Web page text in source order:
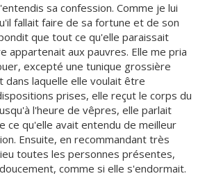
sa confession. Comme je lui
fallait faire de sa fortune et de son
que tout ce qu'elle paraissait
appartenait aux pauvres. Elle me pria
excepté une tunique grossière
laquelle elle voulait être
prises, elle reçut le corps du
l'heure de vêpres, elle parlait
ce qu'elle avait entendu de meilleur
Ensuite, en recommandant très
toutes les personnes présentes,
comme si elle s'endormait.